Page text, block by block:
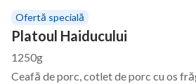
Ofertă specială
Platoul Haiducului
1250g
Ceafă de porc, cotlet de porc cu os